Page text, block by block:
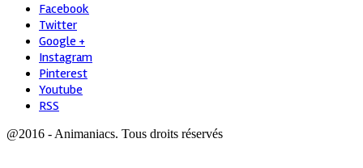
Facebook
Twitter
Google +
Instagram
Pinterest
Youtube
RSS
@2016 - Animaniacs. Tous droits réservés